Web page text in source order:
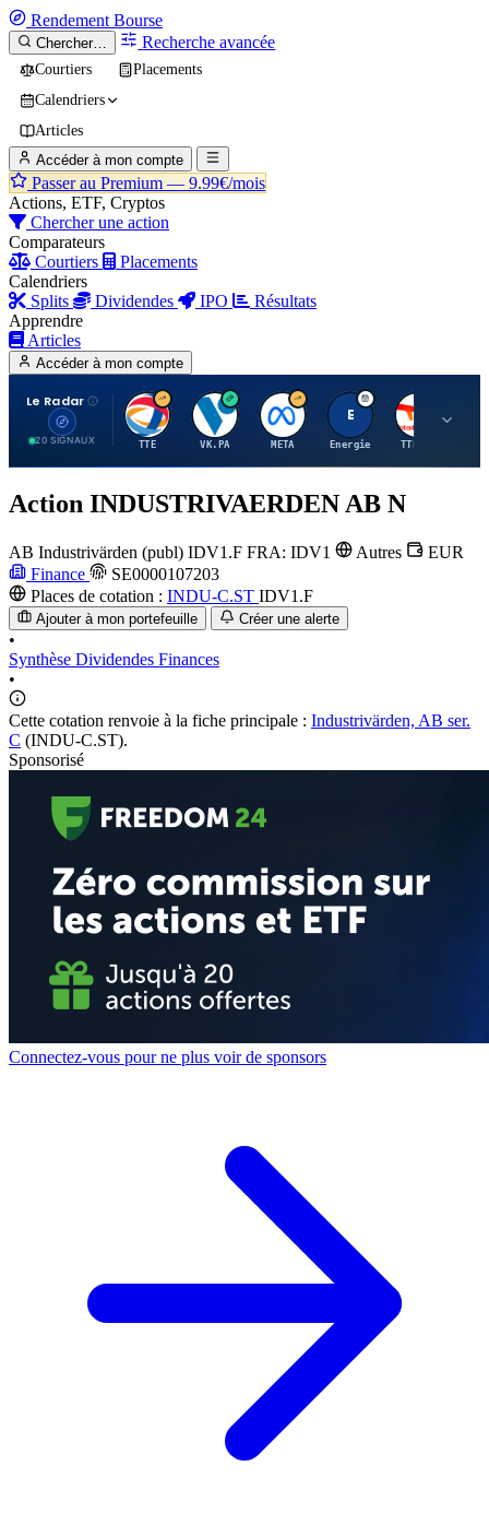
Rendement Bourse
Chercher… Recherche avancée
Courtiers
Placements
Calendriers
Articles
Accéder à mon compte
Passer au Premium — 9.99€/mois
Actions, ETF, Cryptos
Chercher une action
Comparateurs
Courtiers
Placements
Calendriers
Splits
Dividendes IPO
Résultats
Apprendre
Articles
Accéder à mon compte
Le Radar
20 SIGNAUX
T
TTE
V
VK.PA
M
META
E
Energie
T
TTE.PA
Action INDUSTRIVAERDEN AB N
AB Industrivärden (publ) IDV1.F FRA: IDV1 Autres
EUR
Finance
SE0000107203
Places de cotation : INDU-C.ST IDV1.F
Ajouter à mon portefeuille Créer une alerte
•
Synthèse Dividendes Finances
•
Cette cotation renvoie à la fiche principale : Industrivärden, AB ser.
C (INDU-C.ST).
Sponsorisé
Connectez-vous pour ne plus voir de sponsors